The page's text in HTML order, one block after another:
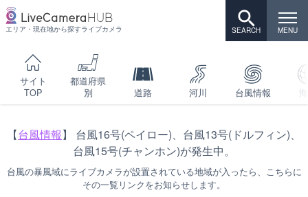
エリア・現在地から探すライブカメラ
サイト
TOP
都道府県
別
道路 河川 台風情報
【台風情報】 台風16号(ペイロー)、台風13号(ドルフィン)、
台風15号(チャンホン)が発生中。
台風の暴風域にライブカメラが設置されている地域が入ったら、こちらに
その一覧リンクをお知らせします。